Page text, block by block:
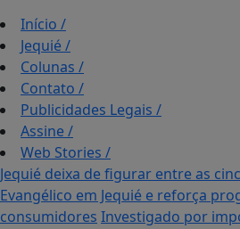
Início /
Jequié/
Colunas /
Contato /
Publicidades Legais /
Assine/
Web Stories /
Jequié deixa de figurar entre as
Evangélico em Jequié e reforça
consumidores Investigado por